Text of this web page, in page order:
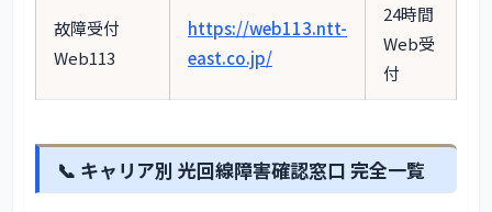
故障受付
Web113
https://web113.ntt-
east.co.jp/
24時間
Web受
付
📞 キャリア別 光回線障害確認窓口 完全一覧